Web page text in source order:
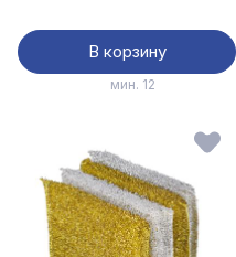
В корзину
мин. 12